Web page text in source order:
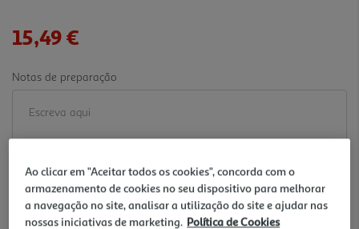
para ajudar a controlar a sua pele sensível e um
digestiva
15,49 €
Notas de preparação
Disponibilidade na loja: Auchan Amadora
Entrega estimada entre11/08/2026 e 12/08/2026
Ao clicar em "Aceitar todos os cookies", concorda com o
armazenamento de cookies no seu dispositivo para melhorar
a navegação no site, analisar a utilização do site e ajudar nas
nossas iniciativas de marketing. Política de Cookies